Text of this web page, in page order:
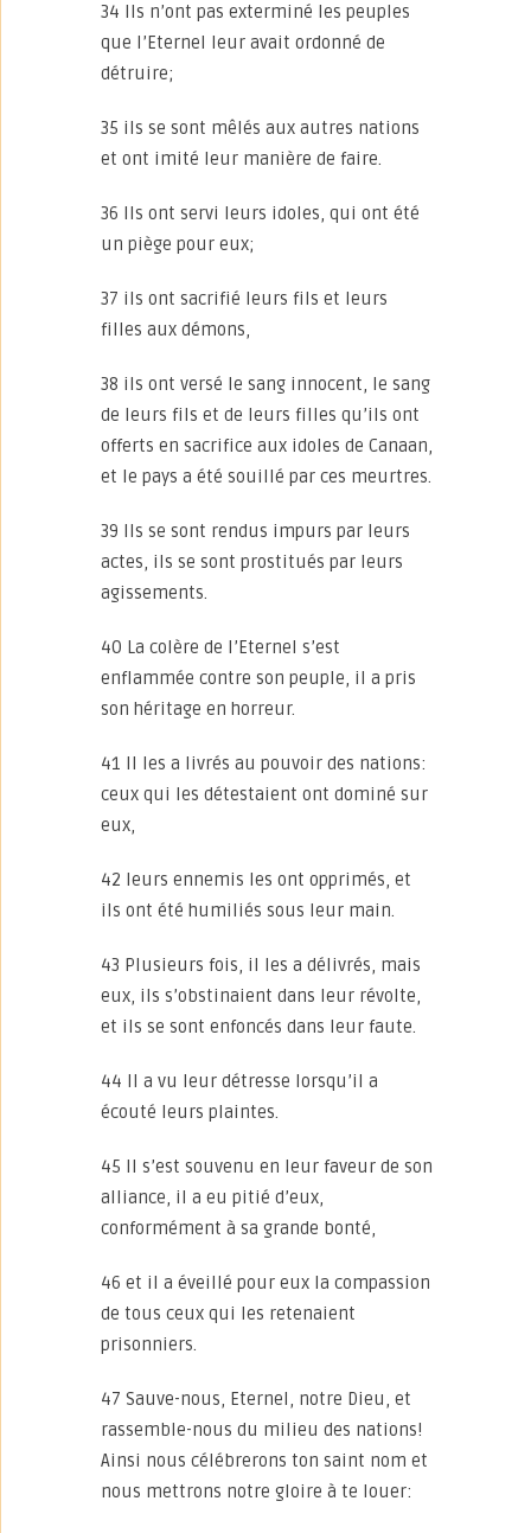
34 Ils n’ont pas exterminé les peuples
que l’Eternel leur avait ordonné de
détruire;
35 ils se sont mêlés aux autres nations
et ont imité leur manière de faire.
36 Ils ont servi leurs idoles, qui ont été
un piège pour eux;
37 ils ont sacrifié leurs fils et leurs
filles aux démons,
38 ils ont versé le sang innocent, le sang
de leurs fils et de leurs filles qu’ils ont
offerts en sacrifice aux idoles de Canaan,
et le pays a été souillé par ces meurtres.
39 Ils se sont rendus impurs par leurs
actes, ils se sont prostitués par leurs
agissements.
40 La colère de l’Eternel s’est
enflammée contre son peuple, il a pris
son héritage en horreur.
41 Il les a livrés au pouvoir des nations:
ceux qui les détestaient ont dominé sur
eux,
42 leurs ennemis les ont opprimés, et
ils ont été humiliés sous leur main.
43 Plusieurs fois, il les a délivrés, mais
eux, ils s’obstinaient dans leur révolte,
et ils se sont enfoncés dans leur faute.
44 Il a vu leur détresse lorsqu’il a
écouté leurs plaintes.
45 Il s’est souvenu en leur faveur de son
alliance, il a eu pitié d’eux,
conformément à sa grande bonté,
46 et il a éveillé pour eux la compassion
de tous ceux qui les retenaient
prisonniers.
47 Sauve-nous, Eternel, notre Dieu, et
rassemble-nous du milieu des nations!
Ainsi nous célébrerons ton saint nom et
nous mettrons notre gloire à te louer: